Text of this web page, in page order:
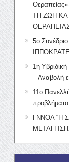
ΤΗ ΖΩΗ
5ο
1η
– Αναβολή
11ο
προβλήματα
ΓΝΝΘΑ “Η